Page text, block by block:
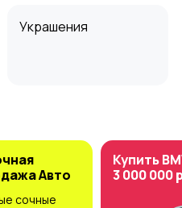
Украшения
Авто
сочные
Купить
3 000 000